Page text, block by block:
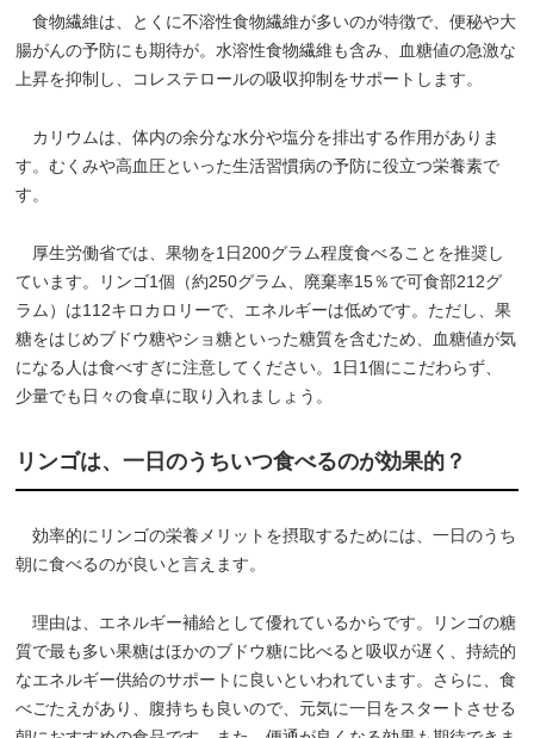
食物繊維は、とくに不溶性食物繊維が多いのが特徴で、便秘や大
腸がんの予防にも期待が。水溶性食物繊維も含み、血糖値の急激な
上昇を抑制し、コレステロールの吸収抑制をサポートします。
カリウムは、体内の余分な水分や塩分を排出する作用がありま
す。むくみや高血圧といった生活習慣病の予防に役立つ栄養素で
す。
厚生労働省では、果物を1日200グラム程度食べることを推奨し
ています。リンゴ1個（約250グラム、廃棄率15％で可食部212グ
ラム）は112キロカロリーで、エネルギーは低めです。ただし、果
糖をはじめブドウ糖やショ糖といった糖質を含むため、血糖値が気
になる人は食べすぎに注意してください。1日1個にこだわらず、
少量でも日々の食卓に取り入れましょう。
リンゴは、一日のうちいつ食べるのが効果的？
効率的にリンゴの栄養メリットを摂取するためには、一日のうち
朝に食べるのが良いと言えます。
理由は、エネルギー補給として優れているからです。リンゴの糖
質で最も多い果糖はほかのブドウ糖に比べると吸収が遅く、持続的
なエネルギー供給のサポートに良いといわれています。さらに、食
べごたえがあり、腹持ちも良いので、元気に一日をスタートさせる